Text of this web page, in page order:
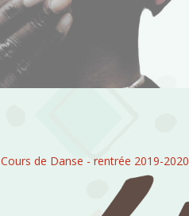
Cours de Danse - rentrée 2019-2020